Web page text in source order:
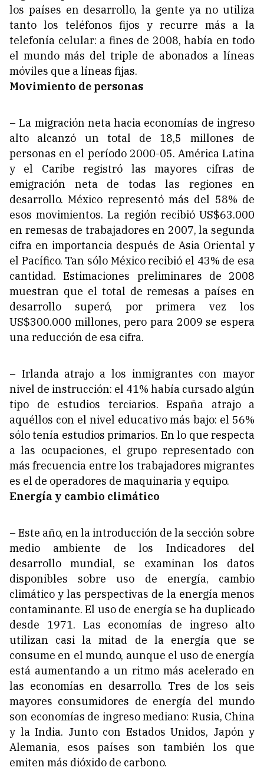
los países en desarrollo, la gente ya no utiliza
tanto los teléfonos fijos y recurre más a la
telefonía celular: a fines de 2008, había en todo
el mundo más del triple de abonados a líneas
móviles que a líneas fijas.
Movimiento de personas
– La migración neta hacia economías de ingreso
alto alcanzó un total de 18,5 millones de
personas en el período 2000-05. América Latina
y el Caribe registró las mayores cifras de
emigración neta de todas las regiones en
desarrollo. México representó más del 58% de
esos movimientos. La región recibió US$63.000
en remesas de trabajadores en 2007, la segunda
cifra en importancia después de Asia Oriental y
el Pacífico. Tan sólo México recibió el 43% de esa
cantidad. Estimaciones preliminares de 2008
muestran que el total de remesas a países en
desarrollo superó, por primera vez los
US$300.000 millones, pero para 2009 se espera
una reducción de esa cifra.
– Irlanda atrajo a los inmigrantes con mayor
nivel de instrucción: el 41% había cursado algún
tipo de estudios terciarios. España atrajo a
aquéllos con el nivel educativo más bajo: el 56%
sólo tenía estudios primarios. En lo que respecta
a las ocupaciones, el grupo representado con
más frecuencia entre los trabajadores migrantes
es el de operadores de maquinaria y equipo.
Energía y cambio climático
– Este año, en la introducción de la sección sobre
medio ambiente de los Indicadores del
desarrollo mundial, se examinan los datos
disponibles sobre uso de energía, cambio
climático y las perspectivas de la energía menos
contaminante. El uso de energía se ha duplicado
desde 1971. Las economías de ingreso alto
utilizan casi la mitad de la energía que se
consume en el mundo, aunque el uso de energía
está aumentando a un ritmo más acelerado en
las economías en desarrollo. Tres de los seis
mayores consumidores de energía del mundo
son economías de ingreso mediano: Rusia, China
y la India. Junto con Estados Unidos, Japón y
Alemania, esos países son también los que
emiten más dióxido de carbono.